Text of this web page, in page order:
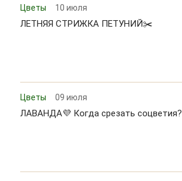
Цветы 10 июля
ЛЕТНЯЯ СТРИЖКА ПЕТУНИЙ✂️
Цветы 09 июля
ЛАВАНДА💜 Когда срезать соцветия?